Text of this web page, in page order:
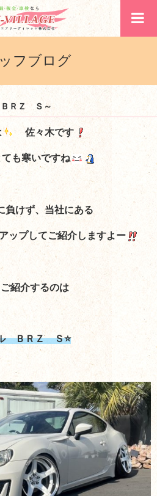
フブログ
ＲＺ Ｓ～
佐々木です
も寒いですね
負けず、当社にある
ップしてご紹介しますよー
紹介するのは
ＢＲＺ Ｓ⭐